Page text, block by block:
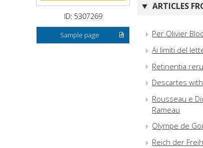
ID: 5307269
Sample page
ARTICLES
Per Olivier
Ai limiti del
Retinentia
Descartes
Rousseau e
Rameau
Olympe de
Reich der